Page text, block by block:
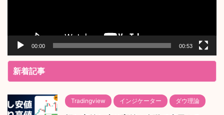
00:00 00:53
新着記事
Tradingview インジケーター ダウ理論